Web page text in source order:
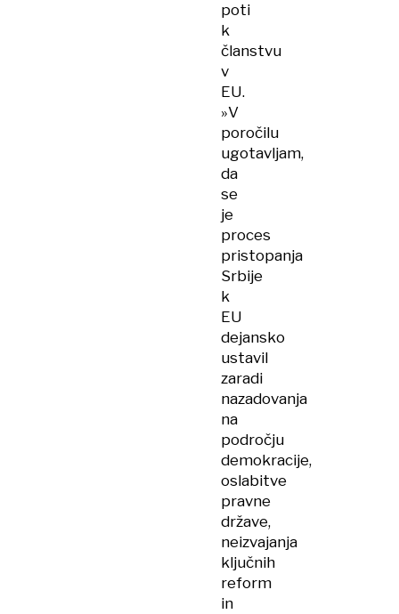
poti
k
članstvu
v
EU.
»V
poročilu
ugotavljam,
da
se
je
proces
pristopanja
Srbije
k
EU
dejansko
ustavil
zaradi
nazadovanja
na
področju
demokracije,
oslabitve
pravne
države,
neizvajanja
ključnih
reform
in